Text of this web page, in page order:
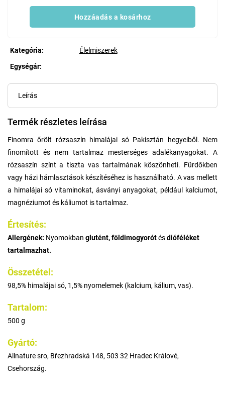
Hozzáadás a kosárhoz
Kategória:
Élelmiszerek
Egységár:
Leírás
Termék részletes leírása
Finomra őrölt rózsaszín himalájai só Pakisztán hegyeiből. Nem
finomított és nem tartalmaz mesterséges adalékanyagokat. A
rózsaszín színt a tiszta vas tartalmának köszönheti. Fürdőkben
vagy házi hámlasztások készítéséhez is használható. A vas mellett
a himalájai só vitaminokat, ásványi anyagokat, például kalciumot,
magnéziumot és káliumot is tartalmaz.
Értesítés:
Allergének: Nyomokban glutént, földimogyorótésdióféléket
tartalmazhat.
Összetétel:
98,5% himalájai só, 1,5% nyomelemek (kalcium, kálium, vas).
Tartalom:
500 g
Gyártó:
Allnature sro, Březhradská 148, 503 32 Hradec Králové,
Csehország.